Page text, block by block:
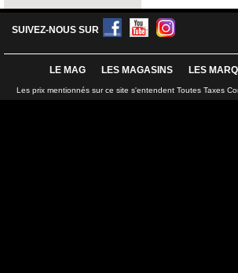
SUIVEZ-NOUS SUR
LE MAG LES MAGASINS LES
Les prix mentionnés sur ce site s'entendent Toutes Taxes